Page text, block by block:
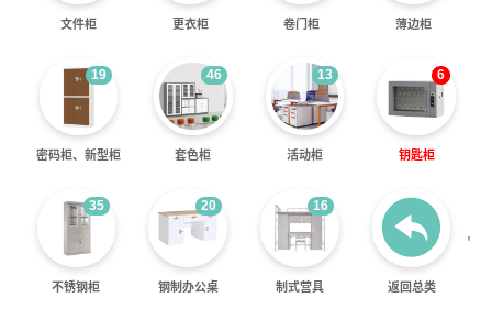
文件柜 更衣柜 卷门柜 薄边柜
19
密码柜、新型柜
46
套色柜
13
活动柜
6
钥匙柜
35
不锈钢柜
20
钢制办公桌
16
制式营具 返回总类
'